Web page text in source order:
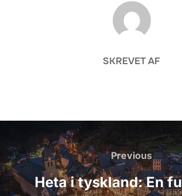
FORFATTER
SKREVET AF
Indlægsnavigation
Previous
Previous
Heta i tyskland: En